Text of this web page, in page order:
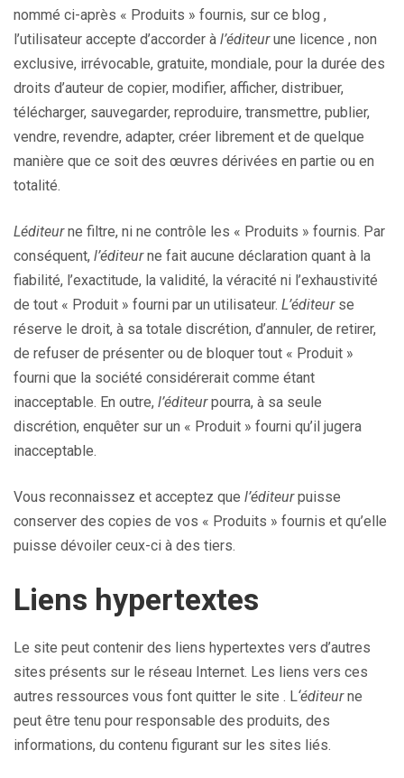
nommé ci-après « Produits » fournis, sur ce blog ,
l’utilisateur accepte d’accorder à l’éditeurune licence , non
exclusive, irrévocable, gratuite, mondiale, pour la durée des
droits d’auteur de copier, modifier, afficher, distribuer,
télécharger, sauvegarder, reproduire, transmettre, publier,
vendre, revendre, adapter, créer librement et de quelque
manière que ce soit des œuvres dérivées en partie ou en
totalité.
Léditeurne filtre, ni ne contrôle les « Produits » fournis. Par
conséquent, l’éditeurne fait aucune déclaration quant à la
fiabilité, l’exactitude, la validité, la véracité ni l’exhaustivité
de tout « Produit » fourni par un utilisateur. L’éditeurse
réserve le droit, à sa totale discrétion, d’annuler, de retirer,
de refuser de présenter ou de bloquer tout « Produit »
fourni que la société considérerait comme étant
inacceptable. En outre, l’éditeurpourra, à sa seule
discrétion, enquêter sur un « Produit » fourni qu’il jugera
inacceptable.
Vous reconnaissez et acceptez que l’éditeurpuisse
conserver des copies de vos « Produits » fournis et qu’elle
puisse dévoiler ceux-ci à des tiers.
Liens hypertextes
Le site peut contenir des liens hypertextes vers d’autres
sites présents sur le réseau Internet. Les liens vers ces
autres ressources vous font quitter le site . L‘éditeurne
peut être tenu pour responsable des produits, des
informations, du contenu figurant sur les sites liés.